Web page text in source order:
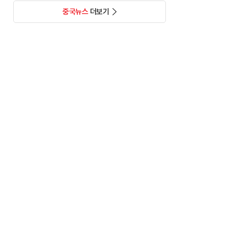
중국뉴스더보기